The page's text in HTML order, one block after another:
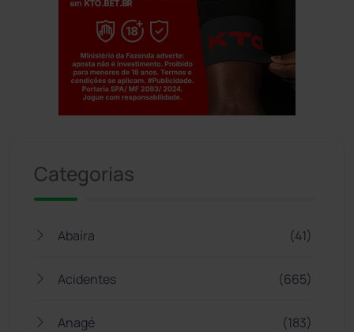
Categorias
Abaíra (41)
Acidentes (665)
Anagé (183)